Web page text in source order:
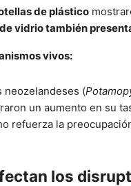
de plástico
vidrio también
vivos:
neozelandeses (
un aumento en su
refuerza la
los